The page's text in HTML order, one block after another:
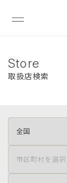
Store
取扱店検索